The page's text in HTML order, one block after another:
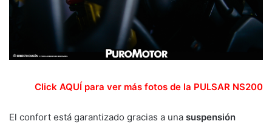
Click AQUÍ para ver más fotos de la PULSAR NS200
El confort está garantizado gracias a una suspensión